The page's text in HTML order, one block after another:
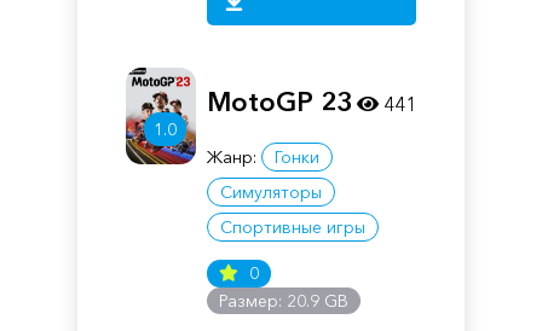
1.0
MotoGP 23
Жанр:
Гонки
Симуляторы
Спортивные игры
0
Размер: 20.9 GB
441